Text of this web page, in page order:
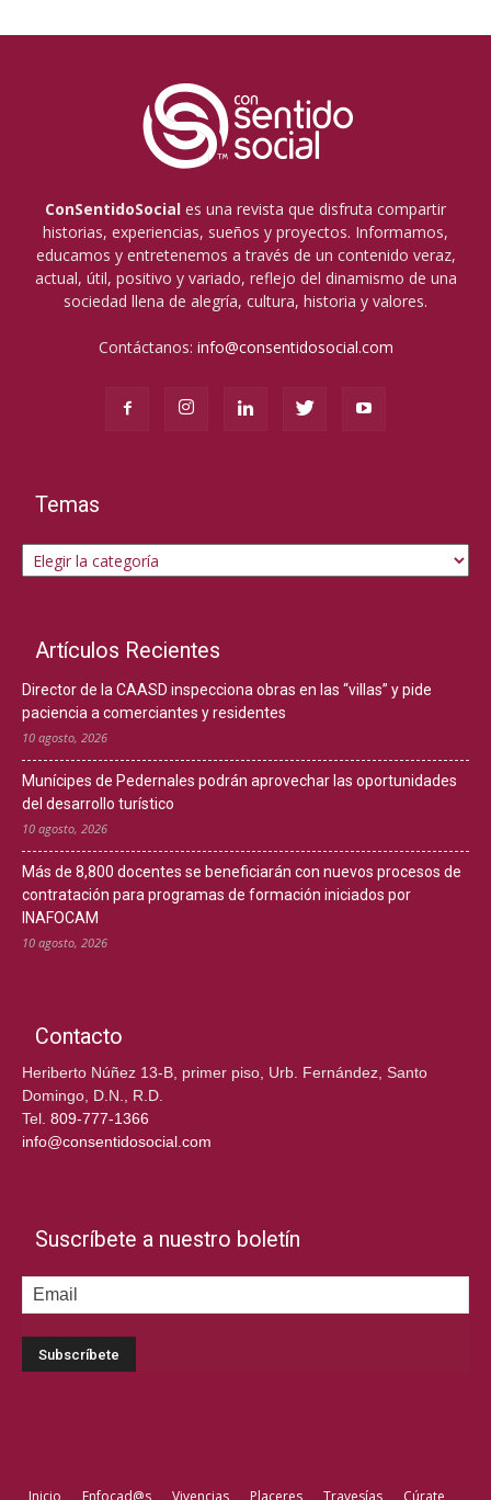
ConSentidoSocial es una revista que disfruta compartir
historias, experiencias, sueños y proyectos. Informamos,
educamos y entretenemos a través de un contenido veraz,
actual, útil, positivo y variado, reflejo del dinamismo de una
sociedad llena de alegría, cultura, historia y valores.
Contáctanos: info@consentidosocial.com
Temas
Temas
Artículos Recientes
Director de la CAASD inspecciona obras en las “villas” y pide
paciencia a comerciantes y residentes
10 agosto, 2026
Munícipes de Pedernales podrán aprovechar las oportunidades
del desarrollo turístico
10 agosto, 2026
Más de 8,800 docentes se beneficiarán con nuevos procesos de
contratación para programas de formación iniciados por
INAFOCAM
10 agosto, 2026
Contacto
Heriberto Núñez 13-B, primer piso, Urb. Fernández, Santo
Domingo, D.N., R.D.
Tel. 809-777-1366
info@consentidosocial.com
Suscríbete a nuestro boletín